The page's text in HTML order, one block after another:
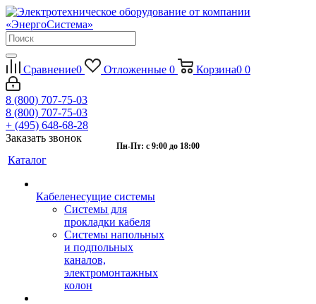
Сравнение0 Отложенные 0 Корзина0 0
8 (800) 707-75-03
8 (800) 707-75-03
+ (495) 648-68-28
Заказать звонок
Пн-Пт: с 9:00 до 18:00
Каталог
Кабеленесущие системы
Системы для
прокладки кабеля
Системы напольных
и подпольных
каналов,
электромонтажных
колон